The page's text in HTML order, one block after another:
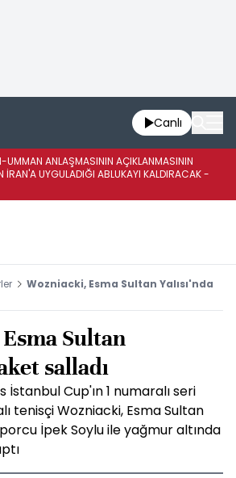
Canlı
UMMAN ANLAŞMASININ AÇIKLANMASININ
İRAN'A UYGULADIĞI ABLUKAYI KALDIRACAK -
Wozniacki, Esma Sultan Yalısı'nda
Sultan
salladı
İstanbul Cup'ın 1 numaralı seri
tenisçi Wozniacki, Esma Sultan
İpek Soylu ile yağmur altında